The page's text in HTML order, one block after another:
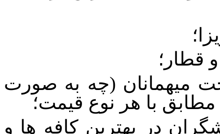
قطار؛
میهمانان (چه به صورت
با هر نوع قیمت؛
در بهترین کافه ها و